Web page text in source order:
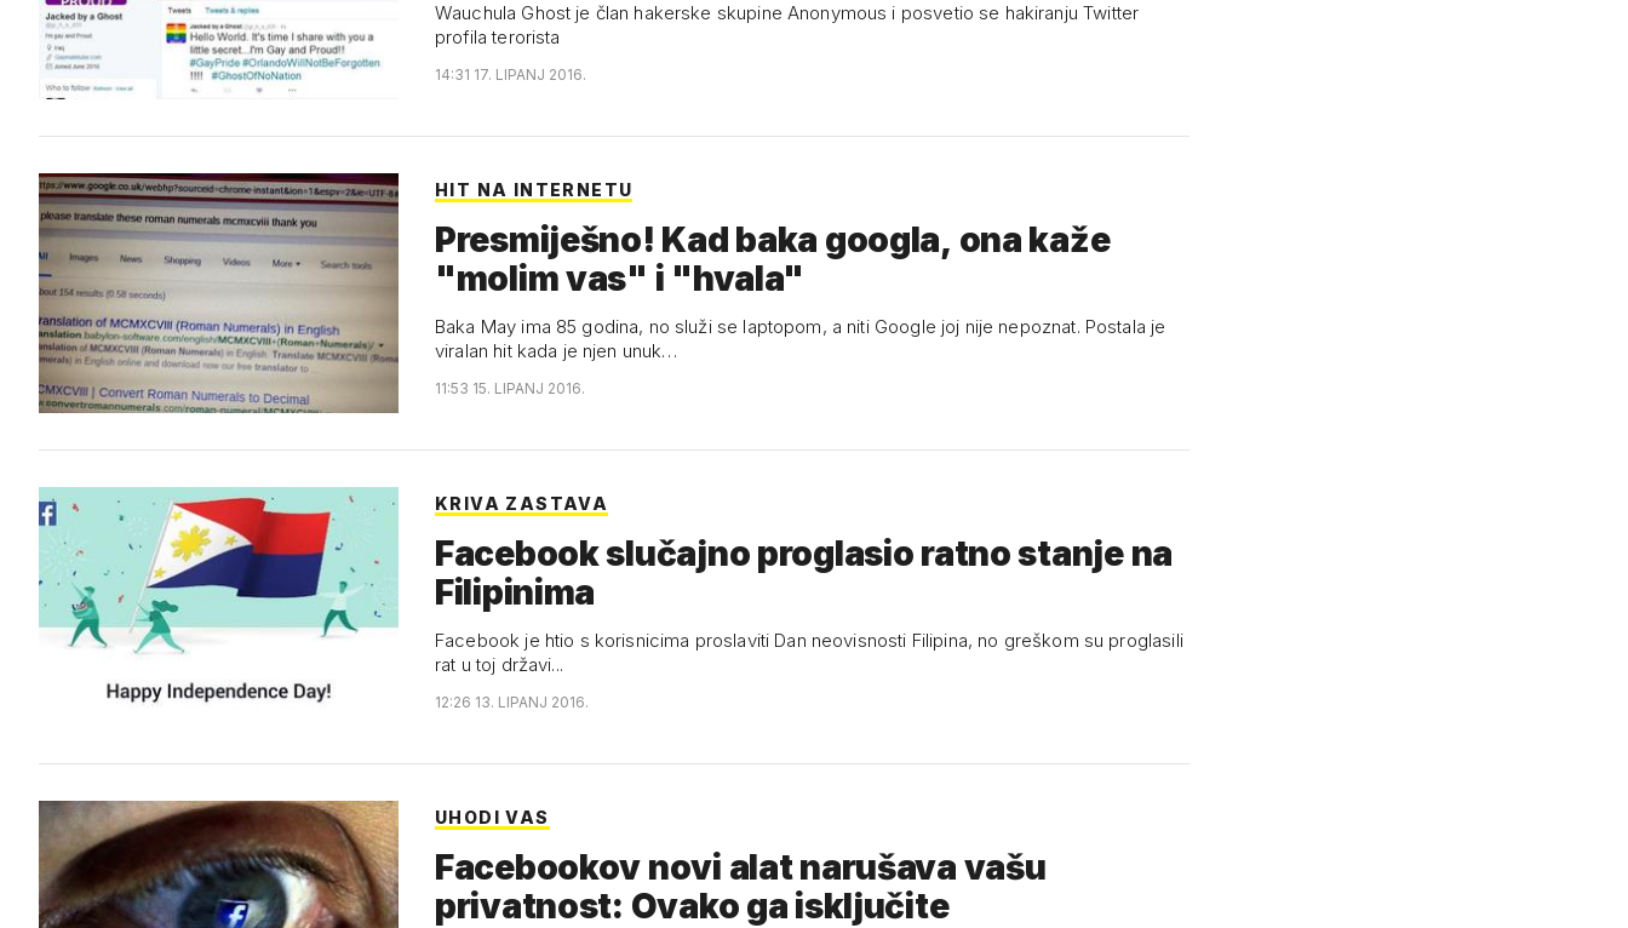
Wauchula Ghost je član hakerske skupine Anonymous i posvetio se hakiranju Twitter
profila terorista
14:31 17. LIPANJ 2016.
HIT NA INTERNETU
Presmiješno! Kad baka googla, ona kaže
"molim vas" i "hvala"
Baka May ima 85 godina, no služi se laptopom, a niti Google joj nije nepoznat. Postala je
viralan hit kada je njen unuk…
11:53 15. LIPANJ 2016.
KRIVA ZASTAVA
Facebook slučajno proglasio ratno stanje na
Filipinima
Facebook je htio s korisnicima proslaviti Dan neovisnosti Filipina, no greškom su proglasili
rat u toj državi...
12:26 13. LIPANJ 2016.
UHODI VAS
Facebookov novi alat narušava vašu
privatnost: Ovako ga isključite